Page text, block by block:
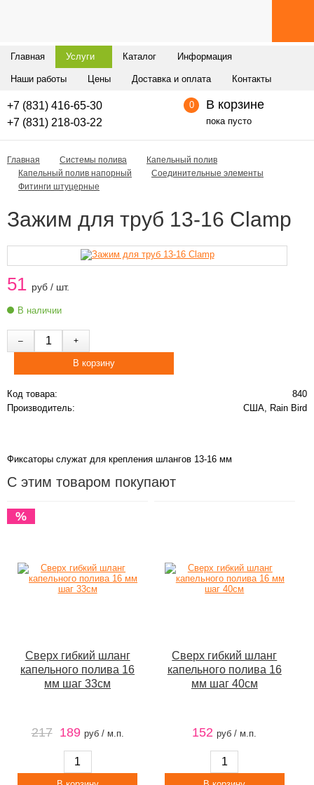
Главная Услуги Каталог Информация
Наши работы Цены Доставка и оплата Контакты
+7 (831) 416-65-30
+7 (831) 218-03-22
0 В корзине
пока пусто
Главная Системы полива
Капельный полив
Капельный полив напорный
Соединительные элементы
Фитинги штуцерные
Зажим для труб 13-16 Clamp
51 руб / шт.
В наличии
Код товара:
840
Производитель:
США, Rain Bird
Фиксаторы служат для крепления шлангов 13-16 мм
С этим товаром покупают
%
Сверх гибкий шланг
капельного полива 16
мм шаг 33см
217 189 руб / м.п.
Сверх гибкий шланг
капельного полива 16
мм шаг 40см
152 руб / м.п.